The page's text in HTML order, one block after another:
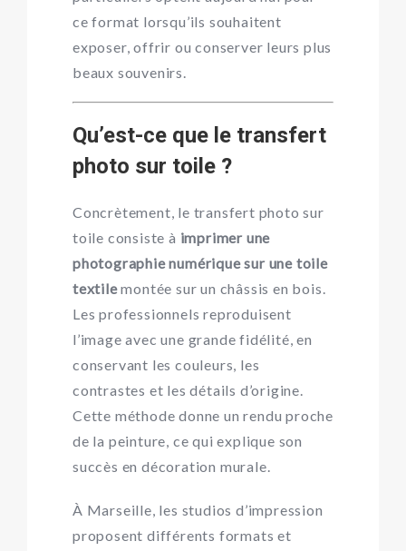
ce format lorsqu’ils souhaitent
exposer, offrir ou conserver leurs plus
beaux souvenirs.
Qu’est-ce que le transfert
photo sur toile ?
Concrètement, le transfert photo sur
toile consiste à imprimer une
photographie numérique sur une toile
textilemontée sur un châssis en bois.
Les professionnels reproduisent
l’image avec une grande fidélité, en
conservant les couleurs, les
contrastes et les détails d’origine.
Cette méthode donne un rendu proche
de la peinture, ce qui explique son
succès en décoration murale.
À Marseille, les studios d’impression
proposent différents formats et